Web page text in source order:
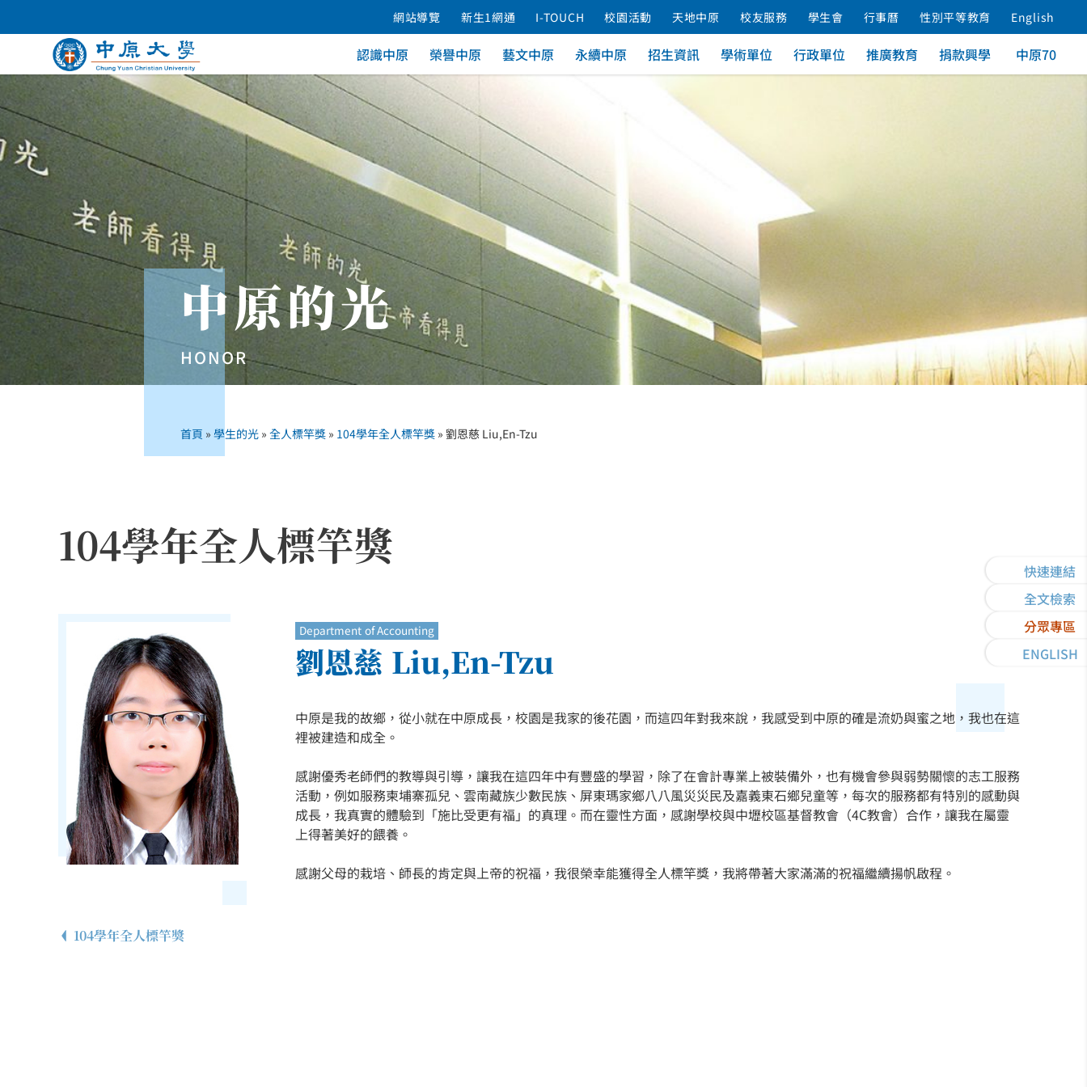
網站導覽 新生1網通 I-TOUCH 校園活動 天地中原 校友服務 學生會 行事曆 性別平等教育 English
認識中原 榮譽中原 藝文中原 永續中原 招生資訊 學術單位 行政單位 推廣教育 捐款興學 中原70
快速連結
全文檢索
分眾專區
ENGLISH
中原的光
HONOR
首頁 »學生的光 »全人標竿獎 » 104學年全人標竿獎 »劉恩慈 Liu,En-Tzu
104學年全人標竿獎
Department of Accounting
劉恩慈 Liu,En-Tzu
中原是我的故鄉，從小就在中原成長，校園是我家的後花園，而這四年對我來說，我感受到中原的確是流奶與蜜之地，我也在這
裡被建造和成全。
感謝優秀老師們的教導與引導，讓我在這四年中有豐盛的學習，除了在會計專業上被裝備外，也有機會參與弱勢關懷的志工服務
活動，例如服務柬埔寨孤兒、雲南藏族少數民族、屏東瑪家鄉八八風災災民及嘉義東石鄉兒童等，每次的服務都有特別的感動與
成長，我真實的體驗到「施比受更有福」的真理。而在靈性方面，感謝學校與中壢校區基督教會（4C教會）合作，讓我在屬靈
上得著美好的餵養。
感謝父母的栽培、師長的肯定與上帝的祝福，我很榮幸能獲得全人標竿獎，我將帶著大家滿滿的祝福繼續揚帆啟程。
104學年全人標竿獎